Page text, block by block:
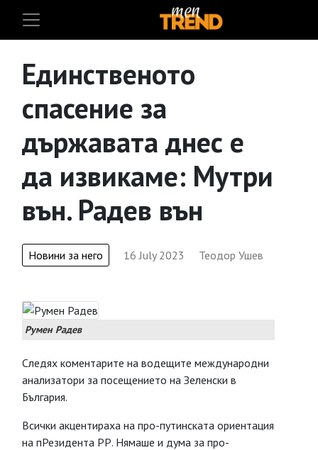
Единственото
спасение за
държавата днес е
да извикаме: Мутри
вън. Радев вън
Новини за него 16 July 2023 Теодор Ушев
Румен Радев
Следях коментарите на водещите международни
анализатори за посещението на Зеленски в
България.
Всички акцентираха на про-путинската ориентация
на пРезидента РР. Нямаше и дума за про-